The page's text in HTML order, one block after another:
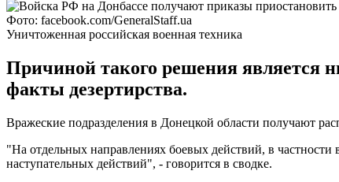
Фото: facebook.com/GeneralStaff.ua
Уничтоженная российская военная техника
Причиной такого решения является
факты дезертирства.
Вражеские подразделения в Донецкой области получают
"На отдельных направлениях боевых действий, в
наступательных действий", - говорится в сводке.